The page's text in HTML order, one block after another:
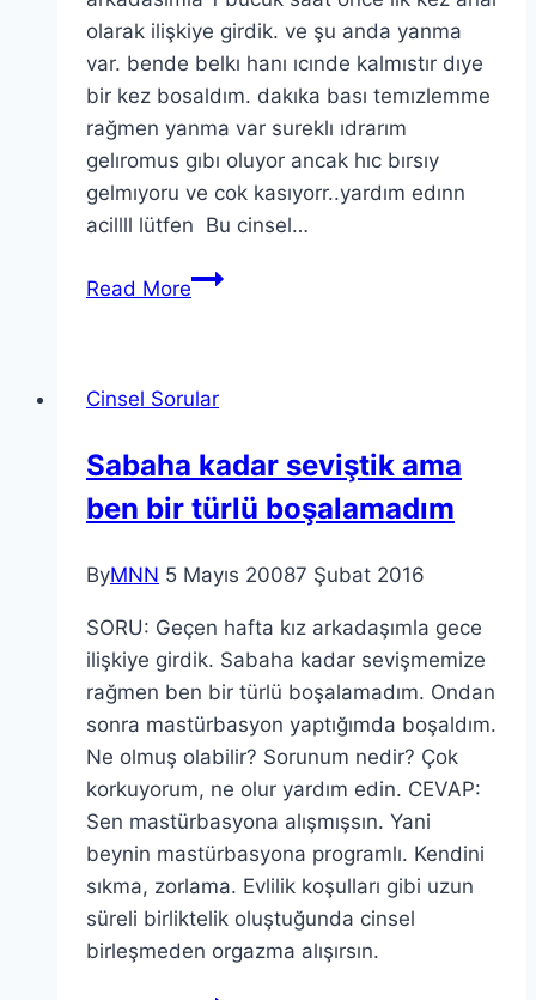
olarak ilişkiye girdik. ve şu anda yanma
var. bende belkı hanı ıcınde kalmıstır dıye
bir kez bosaldım. dakıka bası temızlemme
rağmen yanma var sureklı ıdrarım
gelıromus gıbı oluyor ancak hıc bırsıy
gelmıyoru ve cok kasıyorr..yardım edınn
acillll lütfen Bu cinsel…
Read More
Cinsel Sorular
Sabaha kadar seviştik ama
ben bir türlü boşalamadım
ByMNN 5 Mayıs 20087 Şubat 2016
SORU: Geçen hafta kız arkadaşımla gece
ilişkiye girdik. Sabaha kadar sevişmemize
rağmen ben bir türlü boşalamadım. Ondan
sonra mastürbasyon yaptığımda boşaldım.
Ne olmuş olabilir? Sorunum nedir? Çok
korkuyorum, ne olur yardım edin. CEVAP:
Sen mastürbasyona alışmışsın. Yani
beynin mastürbasyona programlı. Kendini
sıkma, zorlama. Evlilik koşulları gibi uzun
süreli birliktelik oluştuğunda cinsel
birleşmeden orgazma alışırsın.